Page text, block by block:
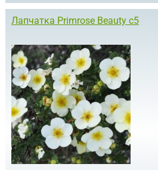
Лапчатка Primrose Beauty c5